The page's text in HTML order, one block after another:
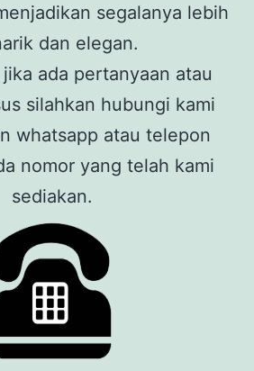
segalanya lebih
dan elegan.
ada pertanyaan atau
silahkan hubungi kami
whatsapp atau telepon
nomor yang telah kami
sediakan.